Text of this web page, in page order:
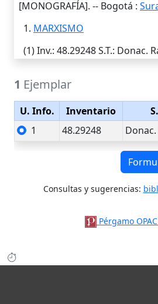
[MONOGRAFÍA]. -- Bogotá :
1. MARXISMO
(1)Inv.: 48.29248S.T.: Donac.
1 Ejemplar
U. Info. Inventario
1
48.29248
Consultas y sugerencias:
Pérgamo